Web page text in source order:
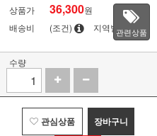
상품가 36,300원
배송비
(조건) 지역별관련상품
수량
관심상품 장바구니